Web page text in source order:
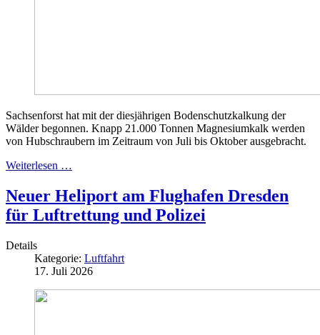
Sachsenforst hat mit der diesjährigen Bodenschutzkalkung der
Wälder begonnen. Knapp 21.000 Tonnen Magnesiumkalk werden
von Hubschraubern im Zeitraum von Juli bis Oktober ausgebracht.
Weiterlesen …
Neuer Heliport am Flughafen Dresden
für Luftrettung und Polizei
Details
Kategorie: Luftfahrt
17. Juli 2026